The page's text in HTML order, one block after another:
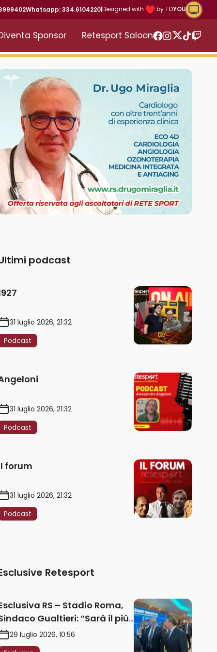
Whatsapp: 334.6104220|Designed with by TOYOU
Sponsor
Retesport Saloon
Twitter
podcast
31 luglio 2026, 21:32
Podcast
31 luglio 2026, 21:32
Podcast
forum
31 luglio 2026, 21:32
Podcast
Retesport
RS – Stadio Roma,
Gualtieri: “Sarà il più
del mondo. Assoluta
politica. Prima pietra nel
29 luglio 2026, 10:56